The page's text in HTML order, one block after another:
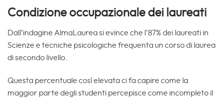
Condizione occupazionale dei laureati
Dall’indagine AlmaLaurea si evince che l’87% dei laureati in
Scienze e tecniche psicologiche frequenta un corso di laurea
di secondo livello.
Questa percentuale così elevata ci fa capire come la
maggior parte degli studenti percepisce come incompleto il